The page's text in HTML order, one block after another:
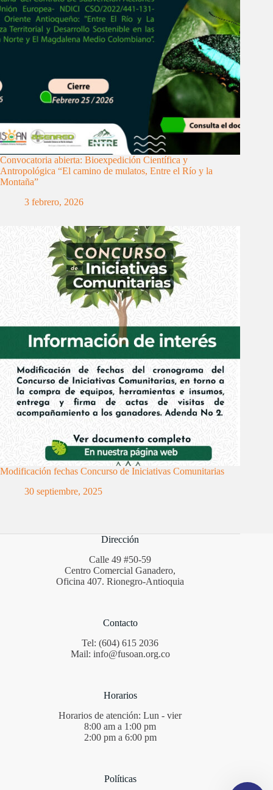
Convocatoria abierta: Bioexpedición Científica y
Antropológica “El camino de mulatos, Entre el Río y la
Montaña”
3 febrero, 2026
Modificación fechas Concurso de Iniciativas Comunitarias
30 septiembre, 2025
Dirección
Calle 49 #50-59
Centro Comercial Ganadero,
Oficina 407. Rionegro-Antioquia
Contacto
Tel: (604) 615 2036
Mail: info@fusoan.org.co
Horarios
Horarios de atención: Lun - vier
8:00 am a 1:00 pm
2:00 pm a 6:00 pm
Políticas